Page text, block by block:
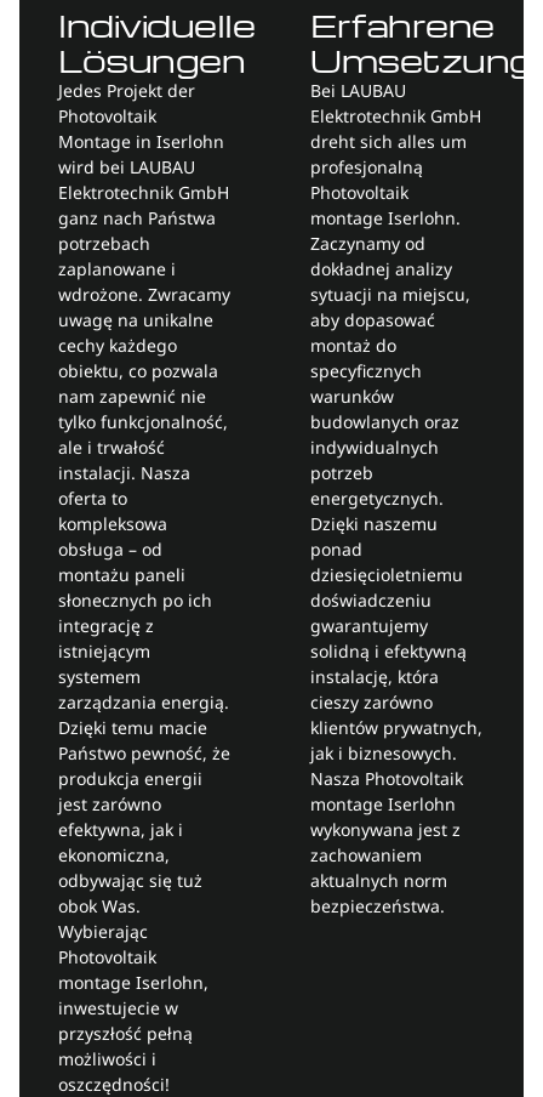
Erfahrene
Umsetzung
Bei LAUBAU
Elektrotechnik GmbH
dreht sich alles um
profesjonalną
Photovoltaik
montage Iserlohn.
Zaczynamy od
dokładnej analizy
sytuacji na miejscu,
aby dopasować
montaż do
specyficznych
warunków
budowlanych oraz
indywidualnych
potrzeb
energetycznych.
Dzięki naszemu
ponad
dziesięcioletniemu
doświadczeniu
gwarantujemy
solidną i efektywną
instalację, która
cieszy zarówno
klientów prywatnych,
jak i biznesowych.
Nasza Photovoltaik
montage Iserlohn
wykonywana jest z
zachowaniem
aktualnych norm
bezpieczeństwa.
Individuelle
Lösungen
Jedes Projekt der
Photovoltaik
Montage in Iserlohn
wird bei LAUBAU
Elektrotechnik GmbH
ganz nach Państwa
potrzebach
zaplanowane i
wdrożone. Zwracamy
uwagę na unikalne
cechy każdego
obiektu, co pozwala
nam zapewnić nie
tylko funkcjonalność,
ale i trwałość
instalacji. Nasza
oferta to
kompleksowa
obsługa – od
montażu paneli
słonecznych po ich
integrację z
istniejącym
systemem
zarządzania energią.
Dzięki temu macie
Państwo pewność, że
produkcja energii
jest zarówno
efektywna, jak i
ekonomiczna,
odbywając się tuż
obok Was.
Wybierając
Photovoltaik
montage Iserlohn,
inwestujecie w
przyszłość pełną
możliwości i
oszczędności!